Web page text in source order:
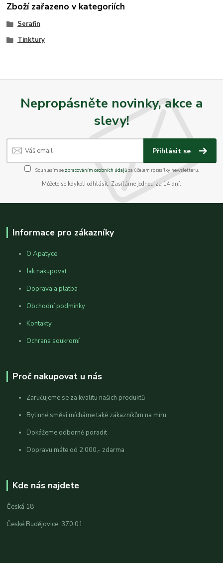
Zboží zařazeno v kategoriích
Serafin
Tinktury
Nepropásněte novinky, akce a
slevy!
Přihlásit se
Souhlasím se zpracováním osobních údajůza účelem rozesílky newsletteru.
Můžete se kdykoli odhlásit. Zasíláme jednou za 14 dní.
Informace pro zákazníky
O Apatyce
Jak nakupovat
Doprava a platba
Obchodní podmínky
Kontakty
Ochrana soukromí
Proč nakupovat u nás
Zaručujeme se za kvalitu našich produktů
Bylinné směsi mícháme také zákazníkům na míru
Dokážeme odborně poradit
Dopravu máte od 2 000,- zdarma
Kde nás najdete
Česká 18
České Budějovice, 370 01